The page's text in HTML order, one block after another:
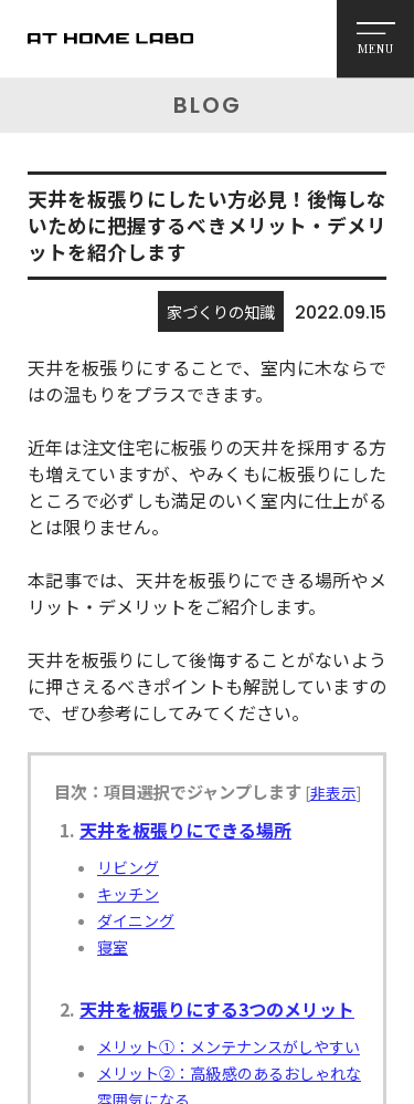
MENU
BLOG
天井を板張りにしたい方必見！後悔しな
いために把握するべきメリット・デメリ
ットを紹介します
家づくりの知識 2022.09.15
天井を板張りにすることで、室内に木ならで
はの温もりをプラスできます。
近年は注文住宅に板張りの天井を採用する方
も増えていますが、やみくもに板張りにした
ところで必ずしも満足のいく室内に仕上がる
とは限りません。
本記事では、天井を板張りにできる場所やメ
リット・デメリットをご紹介します。
天井を板張りにして後悔することがないよう
に押さえるべきポイントも解説していますの
で、ぜひ参考にしてみてください。
目次：項目選択でジャンプします [非表示]
天井を板張りにできる場所
リビング
キッチン
ダイニング
寝室
天井を板張りにする3つのメリット
メリット①：メンテナンスがしやすい
メリット②：高級感のあるおしゃれな
雰囲気になる